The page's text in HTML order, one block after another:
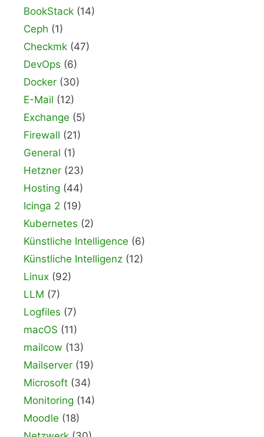
BookStack (14)
Ceph (1)
Checkmk (47)
DevOps (6)
Docker (30)
E-Mail (12)
Exchange (5)
Firewall (21)
General (1)
Hetzner (23)
Hosting (44)
Icinga 2 (19)
Kubernetes (2)
Künstliche Intelligence (6)
Künstliche Intelligenz (12)
Linux (92)
LLM (7)
Logfiles (7)
macOS (11)
mailcow (13)
Mailserver (19)
Microsoft (34)
Monitoring (14)
Moodle (18)